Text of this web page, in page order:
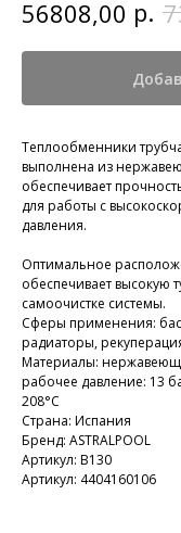
56808,00 р.
Теплообменники
выполнена из
обеспечивает
для работы с
давления.
Оптимальное
обеспечивает высокую
самоочистке системы.
Сферы применения:
радиаторы,
Материалы:
рабочее давление: 13
208°С
Страна: Испания
Бренд: ASTRALPOOL
Артикул: B130
Артикул: 4404160106